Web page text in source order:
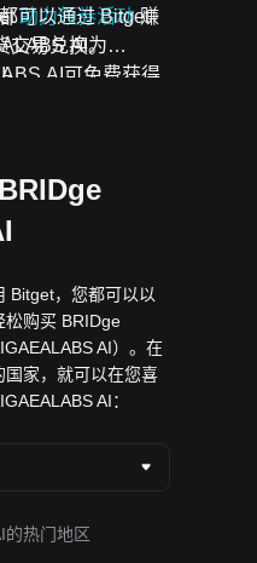
助力领券活动赚
AI。
AI可免费获得
可以通过 Bitget
交易兑换为
。
Bitget，您都可以以
松购买 BRIDge
AI）。在
家，就可以在您喜
AI：
的热门地区